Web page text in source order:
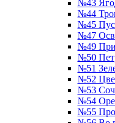
№43
№44
№45
№47
№49
№50
№51
№52
№53
№54
№55